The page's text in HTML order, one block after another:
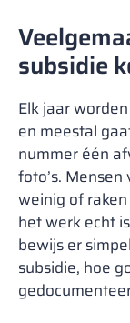
subsidie
Elk jaar
en meestal
nummer één
foto’s.
weinig of
het werk echt
bewijs er
subsidie, hoe